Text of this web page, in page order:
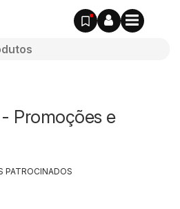
Promoções e
PATROCINADOS